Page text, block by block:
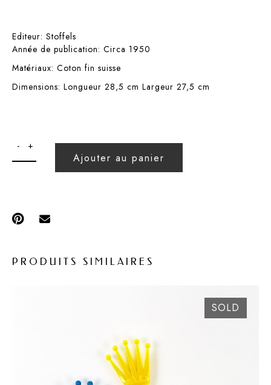
Editeur: Stoffels
Année de publication: Circa 1950
Matériaux: Coton fin suisse
Dimensions: Longueur 28,5 cm Largeur 27,5 cm
Ajouter au panier
PRODUITS SIMILAIRES
SOLD